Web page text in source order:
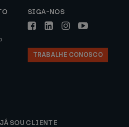
SIGA-NOS
TRABALHE CONOSCO
JÁ SOU CLIENTE